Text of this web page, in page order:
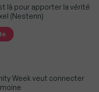
là pour apporter la vérité
(Nestenn)
Week veut connecter